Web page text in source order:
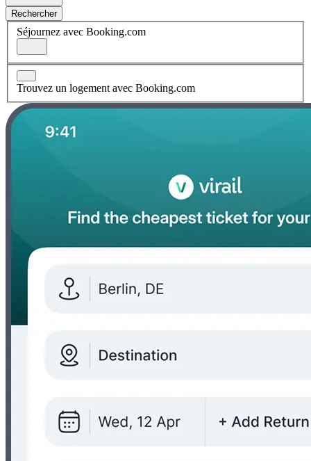
Rechercher
Séjournez avec Booking.com
Trouvez un logement avec Booking.com